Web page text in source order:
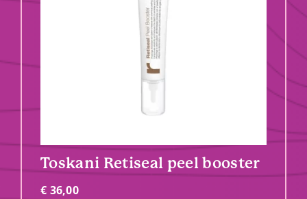
Toskani Retiseal peel booster
€ 36,00